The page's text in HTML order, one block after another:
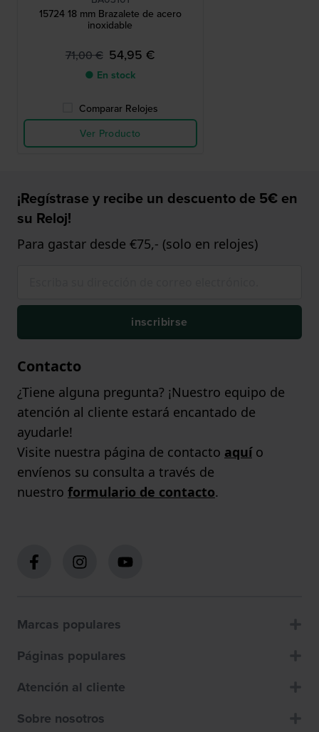
15724 18 mm Brazalete de acero
inoxidable
71,00 € 54,95 €
● En stock
Comparar Relojes
Ver Producto
¡Regístrase y recibe un descuento de 5€ en
su Reloj!
Para gastar desde €75,- (solo en relojes)
inscribirse
Contacto
¿Tiene alguna pregunta? ¡Nuestro equipo de
atención al cliente estará encantado de
ayudarle!
Visite nuestra página de contacto aquío
envíenos su consulta a través de
nuestro formulario de contacto.
Marcas populares
Páginas populares
Atención al cliente
Sobre nosotros